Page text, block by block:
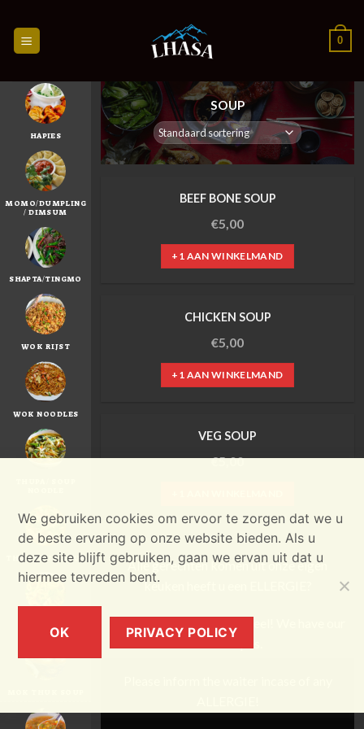
content
0
HAPIES
MOMO/DUMPLING
/ DIMSUM
SHAPTA/TINGMO
WOK RIJST
WOK NOODLES
THEN THUK SOUP
SOUP
BEEF BONE SOUP
€5,00
+1 AAN WINKELMAND
CHICKEN SOUP
€5,00
+1 AAN WINKELMAND
VEG SOUP
€5,00
Alle gerechten komen uit onze eigen
keuken heeft u een ELLERGIE?
We gebruiken cookies om ervoor te zorgen dat we u
de beste ervaring op onze website bieden. Als u
deze site blijft gebruiken, gaan we ervan uit dat u
hiermee tevreden bent.
OK PRIVACY POLICY